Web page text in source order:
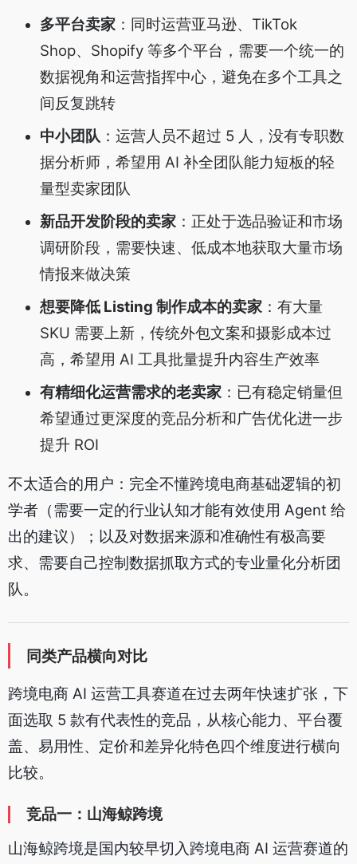
多平台卖家 ：同时运营亚马逊、TikTok
Shop、Shopify 等多个平台，需要一个统一的
数据视角和运营指挥中心，避免在多个工具之
间反复跳转
中小团队 ：运营人员不超过 5 人，没有专职数
据分析师，希望用 AI 补全团队能力短板的轻
量型卖家团队
新品开发阶段的卖家 ：正处于选品验证和市场
调研阶段，需要快速、低成本地获取大量市场
情报来做决策
想要降低 Listing 制作成本的卖家 ：有大量
SKU 需要上新，传统外包文案和摄影成本过
高，希望用 AI 工具批量提升内容生产效率
有精细化运营需求的老卖家 ：已有稳定销量但
希望通过更深度的竞品分析和广告优化进一步
提升 ROI
不太适合的用户：完全不懂跨境电商基础逻辑的初
学者（需要一定的行业认知才能有效使用 Agent 给
出的建议）；以及对数据来源和准确性有极高要
求、需要自己控制数据抓取方式的专业量化分析团
队。
同类产品横向对比
跨境电商 AI 运营工具赛道在过去两年快速扩张，下
面选取 5 款有代表性的竞品，从核心能力、平台覆
盖、易用性、定价和差异化特色四个维度进行横向
比较。
竞品一：山海鲸跨境
山海鲸跨境是国内较早切入跨境电商 AI 运营赛道的